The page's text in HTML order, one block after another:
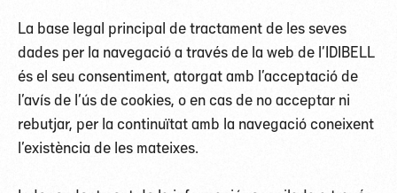
La base legal principal de tractament de les seves
dades per la navegació a través de la web de l’IDIBELL
és el seu consentiment, atorgat amb l’acceptació de
l’avís de l’ús de cookies, o en cas de no acceptar ni
rebutjar, per la continuïtat amb la navegació coneixent
l’existència de les mateixes.